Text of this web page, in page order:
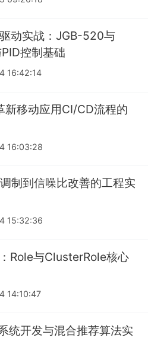
动实战：JGB-520与
控制基础
16:42:14
新移动应用CI/CD流程的
16:03:28
制到信噪比改善的工程实
15:32:36
Role与ClusterRole核心
14:10:47
统开发与混合推荐算法实